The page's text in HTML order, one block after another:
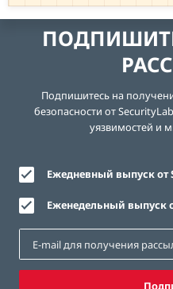
Подпишитесь на
безопасности от
уязвимостей и
Ежедневный выпуск от
Еженедельный выпуск